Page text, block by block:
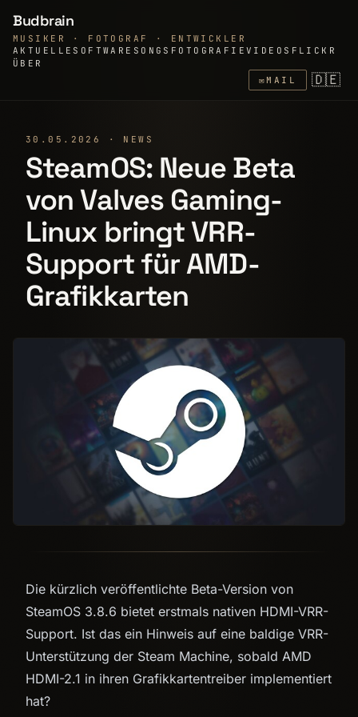
Budbrain
MUSIKER · FOTOGRAF · ENTWICKLER
AKTUELLE SOFTWARE SONGS FOTOGRAFIEVIDEOS FLICKR
ÜBER
✉MAIL 🇩🇪
30.05.2026 · NEWS
SteamOS: Neue Beta
von Valves Gaming-
Linux bringt VRR-
Support für AMD-
Grafikkarten
Die kürzlich veröffentlichte Beta-Version von
SteamOS 3.8.6 bietet erstmals nativen HDMI-VRR-
Support. Ist das ein Hinweis auf eine baldige VRR-
Unterstützung der Steam Machine, sobald AMD
HDMI-2.1 in ihren Grafikkartentreiber implementiert
hat?